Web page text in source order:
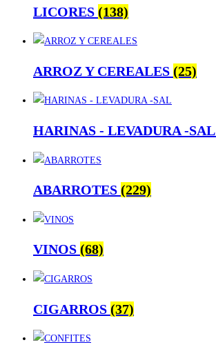
LICORES (138)
ARROZ Y CEREALES (25)
HARINAS - LEVADURA -SAL
ABARROTES (229)
VINOS (68)
CIGARROS (37)